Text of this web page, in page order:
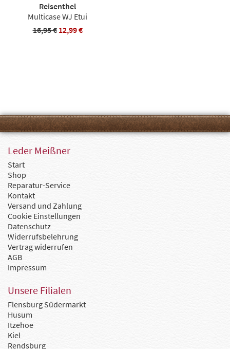
Reisenthel
Multicase WJ Etui
16,95 € 12,99 €
Leder Meißner
Start
Shop
Reparatur-Service
Kontakt
Versand und Zahlung
Cookie Einstellungen
Datenschutz
Widerrufsbelehrung
Vertrag widerrufen
AGB
Impressum
Unsere Filialen
Flensburg Südermarkt
Husum
Itzehoe
Kiel
Rendsburg